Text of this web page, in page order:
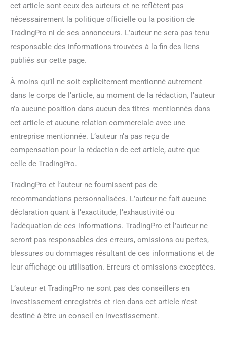
cet article sont ceux des auteurs et ne reflètent pas
nécessairement la politique officielle ou la position de
TradingPro ni de ses annonceurs. L’auteur ne sera pas tenu
responsable des informations trouvées à la fin des liens
publiés sur cette page.
À moins qu’il ne soit explicitement mentionné autrement
dans le corps de l’article, au moment de la rédaction, l’auteur
n’a aucune position dans aucun des titres mentionnés dans
cet article et aucune relation commerciale avec une
entreprise mentionnée. L’auteur n’a pas reçu de
compensation pour la rédaction de cet article, autre que
celle de TradingPro.
TradingPro et l’auteur ne fournissent pas de
recommandations personnalisées. L’auteur ne fait aucune
déclaration quant à l’exactitude, l’exhaustivité ou
l’adéquation de ces informations. TradingPro et l’auteur ne
seront pas responsables des erreurs, omissions ou pertes,
blessures ou dommages résultant de ces informations et de
leur affichage ou utilisation. Erreurs et omissions exceptées.
L’auteur et TradingPro ne sont pas des conseillers en
investissement enregistrés et rien dans cet article n’est
destiné à être un conseil en investissement.